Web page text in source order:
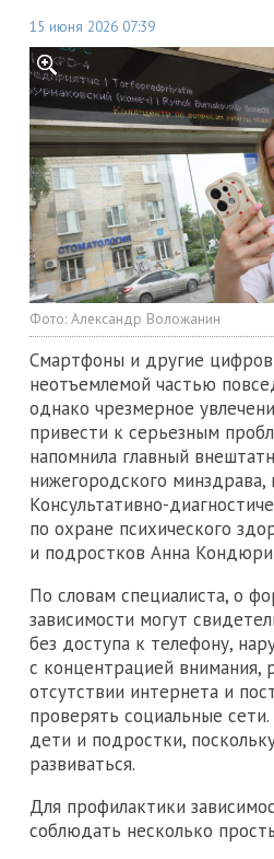
15 июня 2026 07:39
Фото: Александр Воложанин
Смартфоны и другие
неотъемлемой частью
однако чрезмерное
привести к серьезным
напомнила главный
нижегородского минздрава,
Консультативно-
по охране психического
и подростков Анна
По словам специалиста, о
зависимости могут
без доступа к телефону,
с концентрацией внимания,
отсутствии интернета и
проверять социальные
дети и подростки,
развиваться.
Для профилактики
соблюдать несколько